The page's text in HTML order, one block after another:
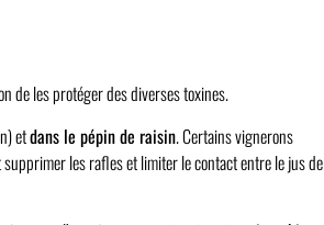
de les protéger des diverses toxines.
etdans le pépin de raisin. Certains vignerons
les rafles et limiter le contact entre le jus de